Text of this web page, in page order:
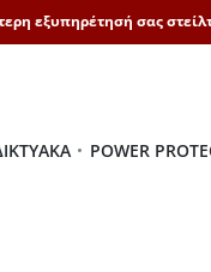
εξυπηρέτησή σας
POWER